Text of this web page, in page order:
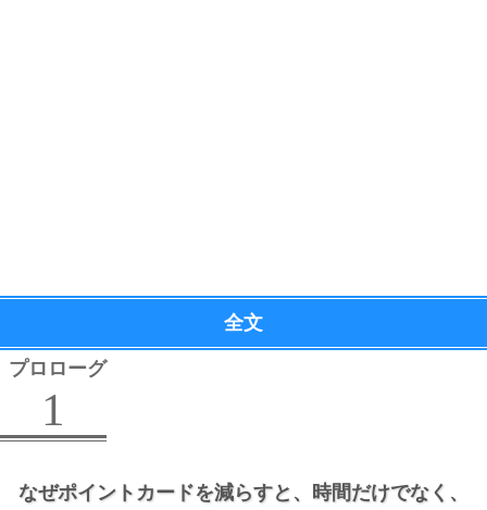
全文
プロローグ
1
なぜポイントカードを減らすと、
時間だけでなく、